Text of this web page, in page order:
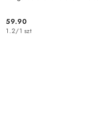
Cena:
59.90
1.2/1 szt